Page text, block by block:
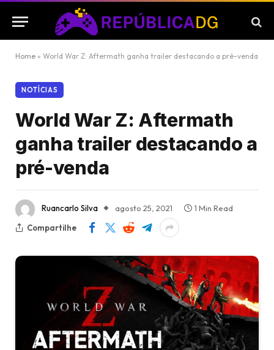
Home » World War Z: Aftermath ganha trailer destacando a pré-venda
NOTÍCIAS
World War Z: Aftermath
ganha trailer destacando a
pré-venda
Ruancarlo Silva agosto 25, 2021
1 Min Read
Compartilhe